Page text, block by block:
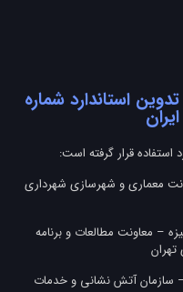
استاندارد شماره
استفاده قرار گرفته است:
معماری و شهرسازی شهرداری
– معاونت مطالعات و برنامه
– سازمان آتش نشانی و خدمات